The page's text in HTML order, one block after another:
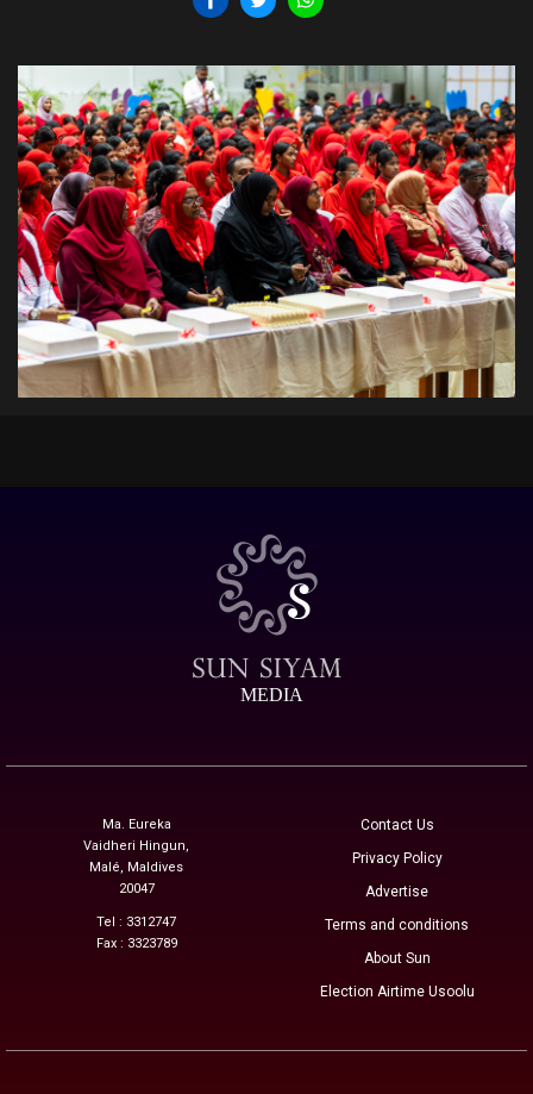
MEDIA
Ma. Eureka
Vaidheri Hingun,
Malé, Maldives
20047
Tel : 3312747
Fax : 3323789
Contact Us
Privacy Policy
Advertise
Terms and conditions
About Sun
Election Airtime Usoolu